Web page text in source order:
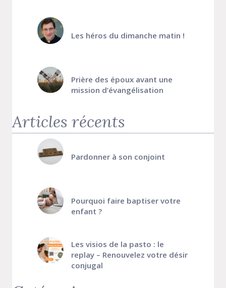
Les héros du dimanche matin !
Prière des époux avant une
mission d’évangélisation
Articles récents
Pardonner à son conjoint
Pourquoi faire baptiser votre
enfant ?
Les visios de la pasto : le
replay – Renouvelez votre désir
conjugal